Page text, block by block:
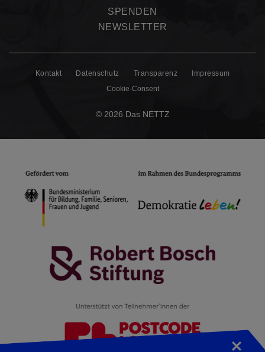
SPENDEN
NEWSLETTER
Kontakt Datenschutz Transparenz
Impressum
Cookie-Consent
© 2026 Das NETTZ